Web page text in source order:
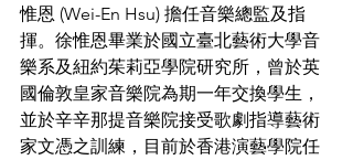
惟恩 (Wei-En Hsu) 擔任音樂總監及指
揮。徐惟恩畢業於國立臺北藝術大學音
樂系及紐約茱莉亞學院研究所，曾於英
國倫敦皇家音樂院為期一年交換學生，
並於辛辛那提音樂院接受歌劇指導藝術
家文憑之訓練，目前於香港演藝學院任